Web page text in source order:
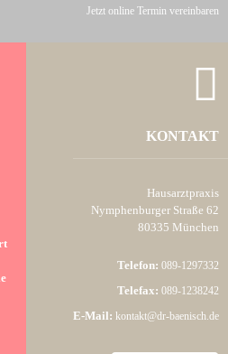
Jetzt online Termin vereinbaren
KONTAKT
Hausarztpraxis
Nymphen­burger­ Straße 62
80335 München
Telefon: 089-1297332
Telefax: 089-1238242
E-Mail: kontakt@dr-baenisch.de